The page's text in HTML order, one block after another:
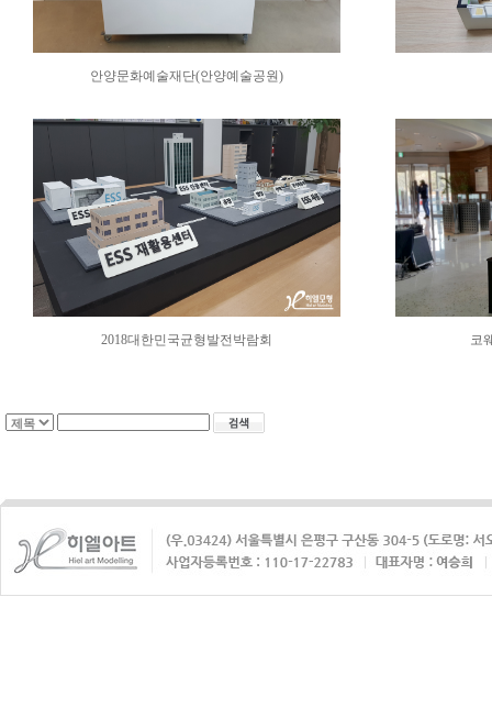
안양문화예술재단(안양예술공원)
2018대한민국균형발전박람회 코